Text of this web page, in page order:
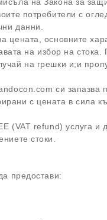
потребители с
данни.
основните
на избор на стока.
на грешки и;и
си запазва
с цената в сила
(VAT refund) услуга и
стоки.
предостави: